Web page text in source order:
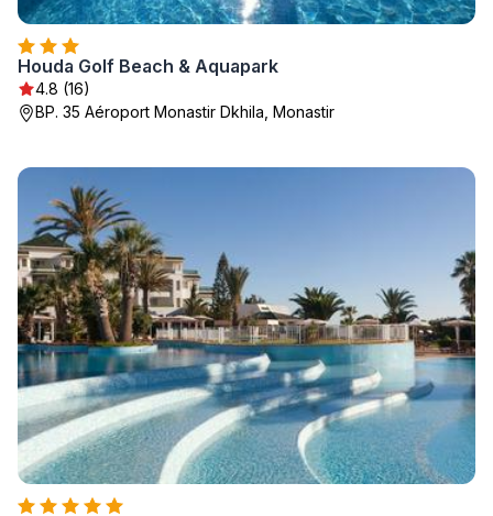
Houda Golf Beach & Aquapark
4.8 (16)
BP. 35 Aéroport Monastir Dkhila, Monastir